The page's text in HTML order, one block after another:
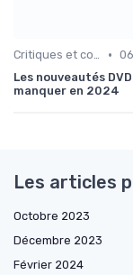
Critiques et coups de cœur •
Les nouveautés
manquer en 2024
Les articles
Octobre 2023
Décembre 2023
Février 2024